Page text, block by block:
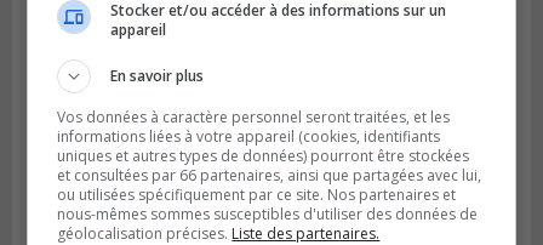
Stocker et/ou accéder à des informations sur un
appareil
En savoir plus
Vos données à caractère personnel seront traitées, et les
informations liées à votre appareil (cookies, identifiants
uniques et autres types de données) pourront être stockées
et consultées par 66 partenaires, ainsi que partagées avec lui,
ou utilisées spécifiquement par ce site. Nos partenaires et
nous-mêmes sommes susceptibles d'utiliser des données de
géolocalisation précises. Liste des partenaires.